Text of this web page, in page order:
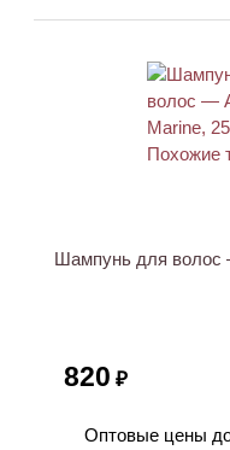
Шампунь для волос
820 ₽
Оптовые цены